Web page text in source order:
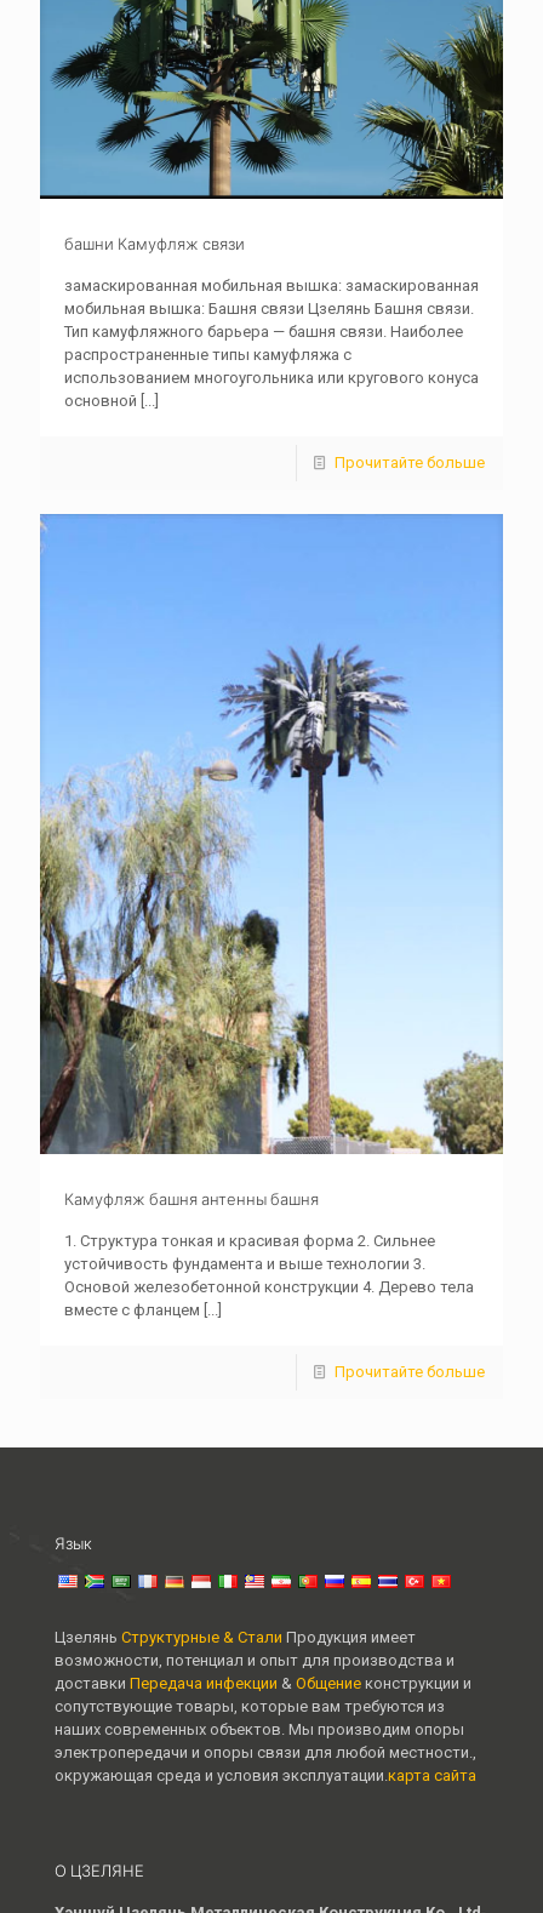
башни Камуфляж связи
замаскированная мобильная вышка: замаскированная
мобильная вышка: Башня связи Цзелянь Башня связи.
Тип камуфляжного барьера — башня связи. Наиболее
распространенные типы камуфляжа с
использованием многоугольника или кругового конуса
основной [...]
Прочитайте больше
Камуфляж башня антенны башня
1. Структура тонкая и красивая форма 2. Сильнее
устойчивость фундамента и выше технологии 3.
Основой железобетонной конструкции 4. Дерево тела
вместе с фланцем [...]
Прочитайте больше
Язык
Цзелянь Структурные & Стали Продукция имеет
возможности, потенциал и опыт для производства и
доставки Передача инфекции & Общение конструкции и
сопутствующие товары, которые вам требуются из
наших современных объектов. Мы производим опоры
электропередачи и опоры связи для любой местности.,
окружающая среда и условия эксплуатации.карта сайта
О ЦЗЕЛЯНЕ